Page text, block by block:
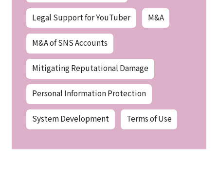
Legal Support for YouTuber M&A
M&A of SNS Accounts
Mitigating Reputational Damage
Personal Information Protection
System Development Terms of Use